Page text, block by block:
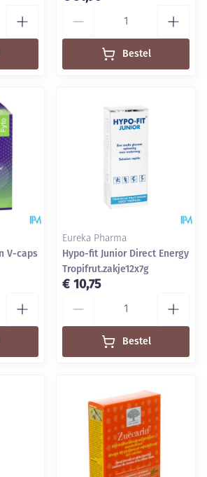
Bestel
V-caps
Eureka Pharma
Hypo-fit Junior Direct Energy
Tropifrut.zakje12x7g
€ 10,75
Bestel